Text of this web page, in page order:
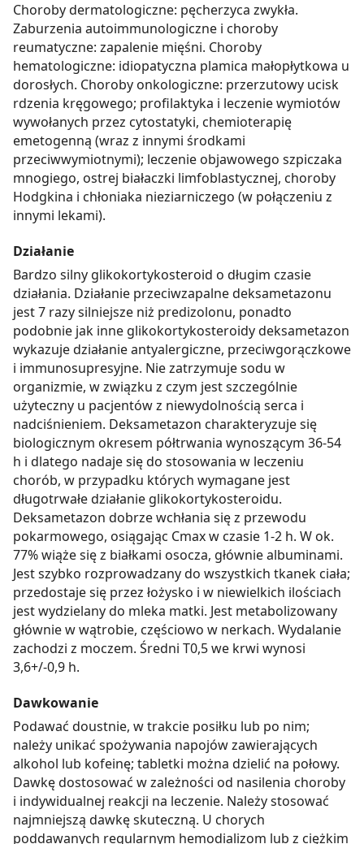
Choroby dermatologiczne: pęcherzyca zwykła.
Zaburzenia autoimmunologiczne i choroby
reumatyczne: zapalenie mięśni. Choroby
hematologiczne: idiopatyczna plamica małopłytkowa u
dorosłych. Choroby onkologiczne: przerzutowy ucisk
rdzenia kręgowego; profilaktyka i leczenie wymiotów
wywołanych przez cytostatyki, chemioterapię
emetogenną (wraz z innymi środkami
przeciwwymiotnymi); leczenie objawowego szpiczaka
mnogiego, ostrej białaczki limfoblastycznej, choroby
Hodgkina i chłoniaka nieziarniczego (w połączeniu z
innymi lekami).
Działanie
Bardzo silny glikokortykosteroid o długim czasie
działania. Działanie przeciwzapalne deksametazonu
jest 7 razy silniejsze niż predizolonu, ponadto
podobnie jak inne glikokortykosteroidy deksametazon
wykazuje działanie antyalergiczne, przeciwgorączkowe
i immunosupresyjne. Nie zatrzymuje sodu w
organizmie, w związku z czym jest szczególnie
użyteczny u pacjentów z niewydolnością serca i
nadciśnieniem. Deksametazon charakteryzuje się
biologicznym okresem półtrwania wynoszącym 36-54
h i dlatego nadaje się do stosowania w leczeniu
chorób, w przypadku których wymagane jest
długotrwałe działanie glikokortykosteroidu.
Deksametazon dobrze wchłania się z przewodu
pokarmowego, osiągając Cmax w czasie 1-2 h. W ok.
77% wiąże się z białkami osocza, głównie albuminami.
Jest szybko rozprowadzany do wszystkich tkanek ciała;
przedostaje się przez łożysko i w niewielkich ilościach
jest wydzielany do mleka matki. Jest metabolizowany
głównie w wątrobie, częściowo w nerkach. Wydalanie
zachodzi z moczem. Średni T0,5 we krwi wynosi
3,6+/-0,9 h.
Dawkowanie
Podawać doustnie, w trakcie posiłku lub po nim;
należy unikać spożywania napojów zawierających
alkohol lub kofeinę; tabletki można dzielić na połowy.
Dawkę dostosować w zależności od nasilenia choroby
i indywidualnej reakcji na leczenie. Należy stosować
najmniejszą dawkę skuteczną. U chorych
poddawanych regularnym hemodializom lub z ciężkim